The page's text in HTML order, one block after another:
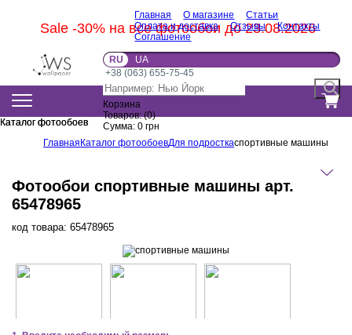
Sale -30% на все фотообои до 23.08.2026
Главная О магазине
Статьи
Оплата и доставка
Отзывы
Контакты
Соглашение
RU
UA
+38 (063) 655-75-45
Корзина
Товаров:(0)
Сумма: 0 грн
Каталог фотообоев
Каталог фотообоев
Главная Каталог фотообоевДля подросткаспортивные машины
Фотообои спортивные машины арт.
65478965
код товара: 65478965